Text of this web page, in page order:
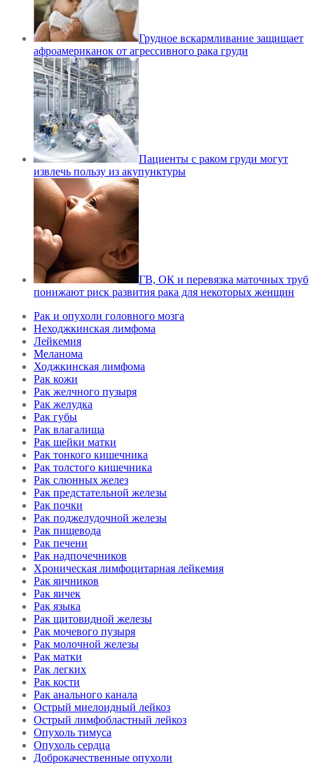
Грудное вскармливание защищает
афроамериканок от агрессивного рака груди
Пациенты с раком груди могут
извлечь пользу из акупунктуры
ГВ, ОК и перевязка маточных труб
понижают риск развития рака для некоторых женщин
Рак и опухоли головного мозга
Неходжкинская лимфома
Лейкемия
Меланома
Ходжкинская лимфома
Рак кожи
Рак желчного пузыря
Рак желудка
Рак губы
Рак влагалища
Рак шейки матки
Рак тонкого кишечника
Рак толстого кишечника
Рак слюнных желез
Рак предстательной железы
Рак почки
Рак поджелудочной железы
Рак пищевода
Рак печени
Рак надпочечников
Хроническая лимфоцитарная лейкемия
Рак яичников
Рак яичек
Рак языка
Рак щитовидной железы
Рак мочевого пузыря
Рак молочной железы
Рак матки
Рак легких
Рак кости
Рак анального канала
Острый миелоидный лейкоз
Острый лимфобластный лейкоз
Опухоль тимуса
Опухоль сердца
Доброкачественные опухоли